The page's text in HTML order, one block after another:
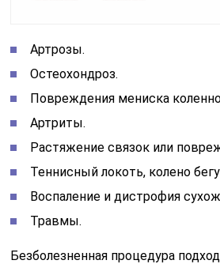
Артрозы.
Остеохондроз.
Повреждения мениска
Артриты.
Растяжение связок или
Теннисный локоть, колено
Воспаление и дистрофия
Травмы.
Безболезненная процедура